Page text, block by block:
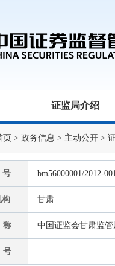
证监局介绍
页 > 政务信息 > 主动公开 >
bm56000001/2012-
构 甘肃
中国证监会甘肃监